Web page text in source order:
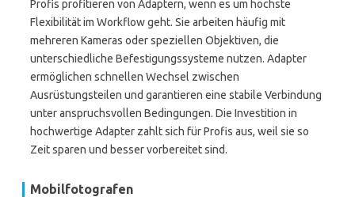
Profis profitieren von Adaptern, wenn es um höchste
Flexibilität im Workflow geht. Sie arbeiten häufig mit
mehreren Kameras oder speziellen Objektiven, die
unterschiedliche Befestigungssysteme nutzen. Adapter
ermöglichen schnellen Wechsel zwischen
Ausrüstungsteilen und garantieren eine stabile Verbindung
unter anspruchsvollen Bedingungen. Die Investition in
hochwertige Adapter zahlt sich für Profis aus, weil sie so
Zeit sparen und besser vorbereitet sind.
Mobilfotografen